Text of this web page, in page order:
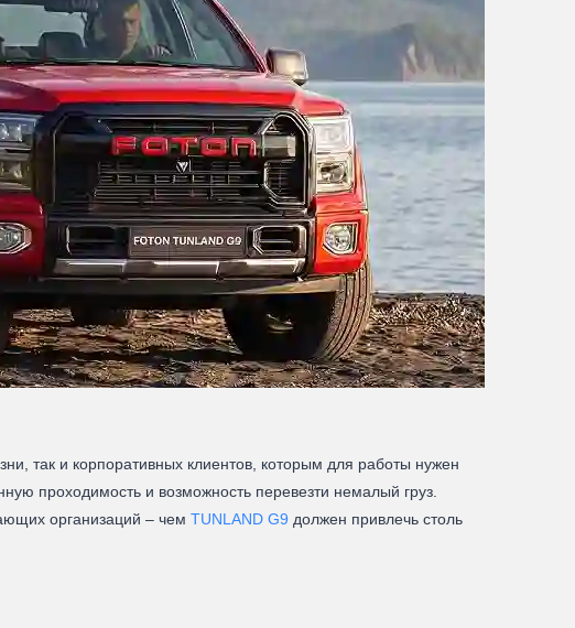
так и корпоративных клиентов, которым для работы нужен
проходимость и возможность перевезти немалый груз.
организаций – чем TUNLAND G9 должен привлечь столь